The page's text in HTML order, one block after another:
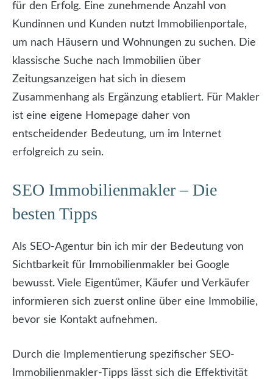
für den Erfolg. Eine zunehmende Anzahl von
Kundinnen und Kunden nutzt Immobilienportale,
um nach Häusern und Wohnungen zu suchen. Die
klassische Suche nach Immobilien über
Zeitungsanzeigen hat sich in diesem
Zusammenhang als Ergänzung etabliert. Für Makler
ist eine eigene Homepage daher von
entscheidender Bedeutung, um im Internet
erfolgreich zu sein.
SEO Immobilienmakler – Die
besten Tipps
Als SEO-Agentur bin ich mir der Bedeutung von
Sichtbarkeit für Immobilienmakler bei Google
bewusst. Viele Eigentümer, Käufer und Verkäufer
informieren sich zuerst online über eine Immobilie,
bevor sie Kontakt aufnehmen.
Durch die Implementierung spezifischer SEO-
Immobilienmakler-Tipps lässt sich die Effektivität